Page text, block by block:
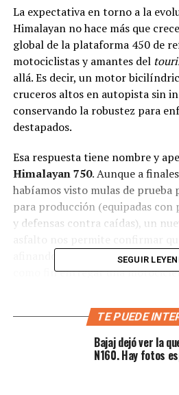
La expectativa en torno a la
Himalayan no hace más que
global de la plataforma 450 de
motociclistas y amantes del
allá. Es decir, un motor
cruceros altos en autopista sin
conservando la robustez para
destapados.
Esa respuesta tiene nombre y
Himalayan 750. Aunque a
habíamos visto mulas de
para producción (equipadas con
y defensas contra caídas), un
afinando su catálogo oficial de
como fin entregar una
Accesorios oficiales
para el equipaje
SEGUIR
TE PUEDE
Bajaj dejó ver la
N160. Hay fotos